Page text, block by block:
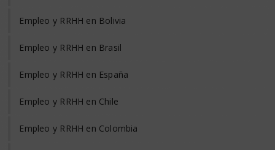
Empleo y RRHH en Bolivia
Empleo y RRHH en Brasil
Empleo y RRHH en España
Empleo y RRHH en Chile
Empleo y RRHH en Colombia